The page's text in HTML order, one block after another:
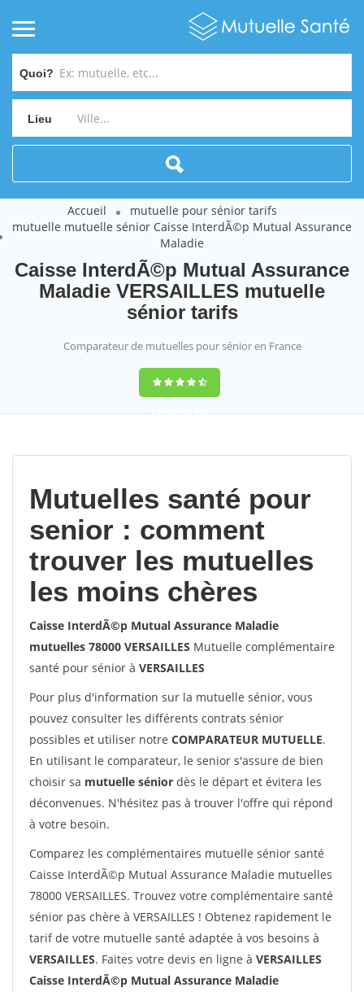
Quoi?
Lieu
Accueil
mutuelle pour sénior tarifs
mutuelle mutuelle sénior Caisse InterdÃ©p Mutual Assurance
Maladie
Caisse InterdÃ©p Mutual Assurance
Maladie VERSAILLES mutuelle
sénior tarifs
Comparateur de mutuelles pour sénior en France
9,2(100%)452
Mutuelles santé pour
senior : comment
trouver les mutuelles
les moins chères
Caisse InterdÃ©p Mutual Assurance Maladie
mutuelles 78000 VERSAILLES Mutuelle complémentaire
santé pour sénior à VERSAILLES
Pour plus d'information sur la mutuelle sénior, vous
pouvez consulter les différents contrats sénior
possibles et utiliser notre COMPARATEUR MUTUELLE.
En utilisant le comparateur, le senior s'assure de bien
choisir sa mutuelle sénior dès le départ et évitera les
déconvenues. N'hésitez pas à trouver l'offre qui répond
à votre besoin.
Comparez les complémentaires mutuelle sénior santé
Caisse InterdÃ©p Mutual Assurance Maladie mutuelles
78000 VERSAILLES. Trouvez votre complémentaire santé
sénior pas chère à VERSAILLES ! Obtenez rapidement le
tarif de votre mutuelle santé adaptée à vos besoins à
VERSAILLES. Faites votre devis en ligne à VERSAILLES
Caisse InterdÃ©p Mutual Assurance Maladie